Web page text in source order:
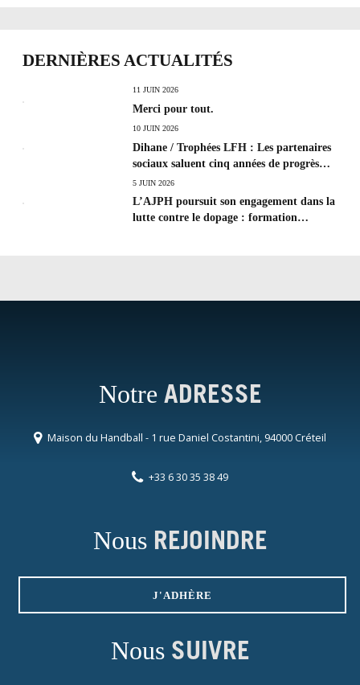
DERNIÈRES ACTUALITÉS
11 JUIN 2026
Merci pour tout.
10 JUIN 2026
Dihane / Trophées LFH : Les partenaires
sociaux saluent cinq années de progrès
social et les efforts à poursuivre !
5 JUIN 2026
L’AJPH poursuit son engagement dans la
lutte contre le dopage : formation
Notre ADRESSE
Maison du Handball - 1 rue Daniel Costantini, 94000 Créteil
+33 6 30 35 38 49
Nous REJOINDRE
J'ADHÈRE
Nous SUIVRE